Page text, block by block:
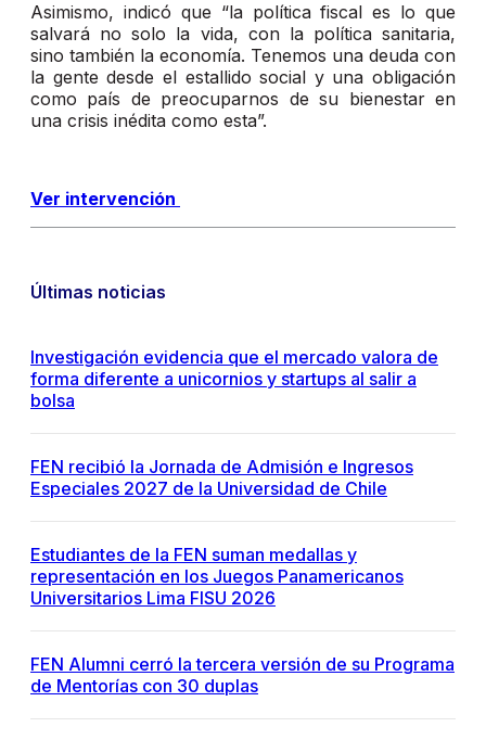
Asimismo, indicó que “la política fiscal es lo que
salvará no solo la vida, con la política sanitaria,
sino también la economía. Tenemos una deuda con
la gente desde el estallido social y una obligación
como país de preocuparnos de su bienestar en
una crisis inédita como esta”.
Ver intervención
Últimas noticias
Investigación evidencia que el mercado valora de
forma diferente a unicornios y startups al salir a
bolsa
FEN recibió la Jornada de Admisión e Ingresos
Especiales 2027 de la Universidad de Chile
Estudiantes de la FEN suman medallas y
representación en los Juegos Panamericanos
Universitarios Lima FISU 2026
FEN Alumni cerró la tercera versión de su Programa
de Mentorías con 30 duplas